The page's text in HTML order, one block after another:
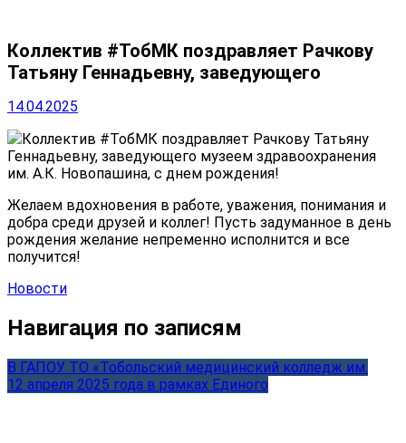
Коллектив #ТобМК поздравляет Рачкову
Татьяну Геннадьевну, заведующего
14.04.2025
Коллектив #ТобМК поздравляет Рачкову Татьяну
Геннадьевну, заведующего музеем здравоохранения
им. А.К. Новопашина, с днем рождения!
Желаем вдохновения в работе, уважения, понимания и
добра среди друзей и коллег! Пусть задуманное в день
рождения желание непременно исполнится и все
получится!
Новости
Навигация по записям
В ГАПОУ ТО «Тобольский медицинский колледж им.
12 апреля 2025 года в рамках Единого